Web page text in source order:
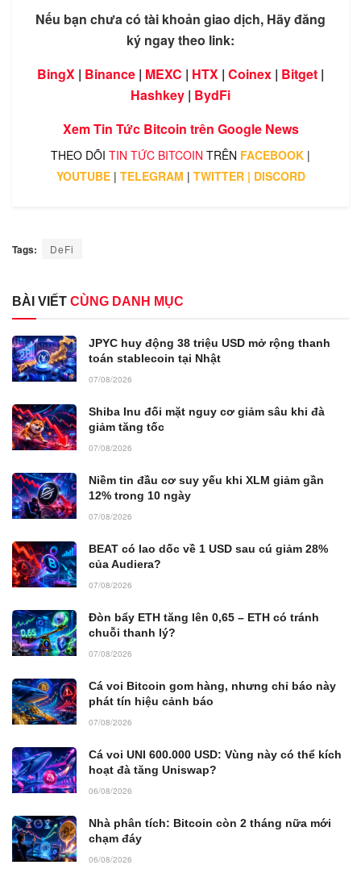
Nếu bạn chưa có tài khoản giao dịch, Hãy đăng
ký ngay theo link:
BingX | Binance | MEXC | HTX | Coinex | Bitget |
Hashkey | BydFi
Xem Tin Tức Bitcoin trên Google News
THEO DÕI TIN TỨC BITCOIN TRÊN FACEBOOK |
YOUTUBE| TELEGRAM | TWITTER| DISCORD
Tags: DeFi
BÀI VIẾT CÙNG DANH MỤC
JPYC huy động 38 triệu USD mở rộng thanh
toán stablecoin tại Nhật
07/08/2026
Shiba Inu đối mặt nguy cơ giảm sâu khi đà
giảm tăng tốc
07/08/2026
Niềm tin đầu cơ suy yếu khi XLM giảm gần
12% trong 10 ngày
07/08/2026
BEAT có lao dốc về 1 USD sau cú giảm 28%
của Audiera?
07/08/2026
Đòn bẩy ETH tăng lên 0,65 – ETH có tránh
chuỗi thanh lý?
07/08/2026
Cá voi Bitcoin gom hàng, nhưng chỉ báo này
phát tín hiệu cảnh báo
07/08/2026
Cá voi UNI 600.000 USD: Vùng này có thể kích
hoạt đà tăng Uniswap?
06/08/2026
Nhà phân tích: Bitcoin còn 2 tháng nữa mới
chạm đáy
06/08/2026